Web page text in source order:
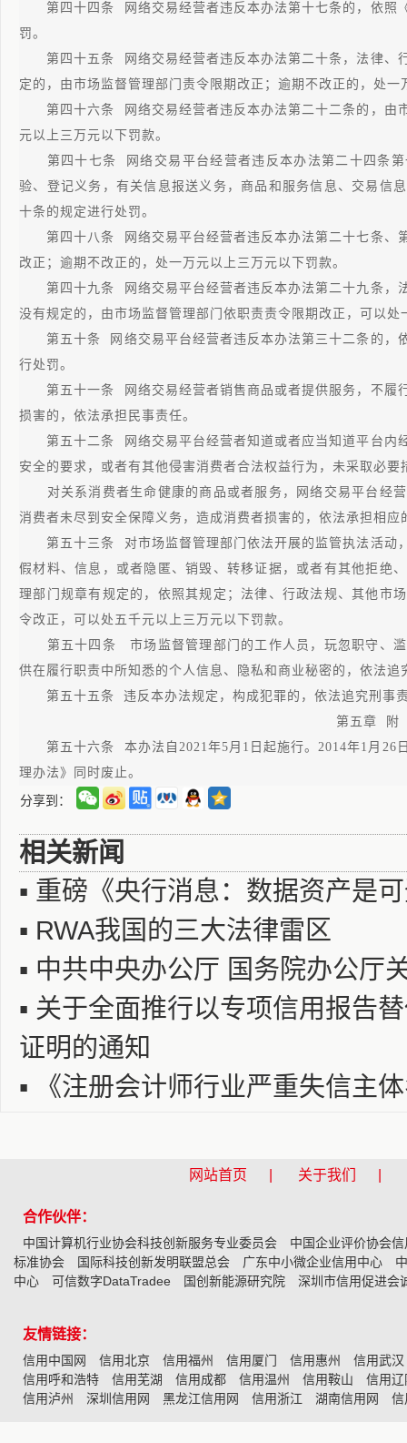
第四十四条 网络交易经营者违反本办法第十七条的，依照
罚。
第四十五条 网络交易经营者违反本办法第二十条，法律、
定的，由市场监督管理部门责令限期改正；逾期不改正的，处一
第四十六条 网络交易经营者违反本办法第二十二条的，由
元以上三万元以下罚款。
第四十七条 网络交易平台经营者违反本办法第二十四条第
验、登记义务，有关信息报送义务，商品和服务信息、交易信
十条的规定进行处罚。
第四十八条 网络交易平台经营者违反本办法第二十七条、
改正；逾期不改正的，处一万元以上三万元以下罚款。
第四十九条 网络交易平台经营者违反本办法第二十九条，
没有规定的，由市场监督管理部门依职责责令限期改正，可以处
第五十条 网络交易平台经营者违反本办法第三十二条的，
行处罚。
第五十一条 网络交易经营者销售商品或者提供服务，不履
损害的，依法承担民事责任。
第五十二条 网络交易平台经营者知道或者应当知道平台内
安全的要求，或者有其他侵害消费者合法权益行为，未采取必
对关系消费者生命健康的商品或者服务，网络交易平台经
消费者未尽到安全保障义务，造成消费者损害的，依法承担相应
第五十三条 对市场监督管理部门依法开展的监管执法活动
假材料、信息，或者隐匿、销毁、转移证据，或者有其他拒绝
理部门规章有规定的，依照其规定；法律、行政法规、其他市
令改正，可以处五千元以上三万元以下罚款。
第五十四条 市场监督管理部门的工作人员，玩忽职守、滥
供在履行职责中所知悉的个人信息、隐私和商业秘密的，依法追
第五十五条 违反本办法规定，构成犯罪的，依法追究刑事
第五章 附
第五十六条 本办法自2021年5月1日起施行。2014年1月26
理办法》同时废止。
分享到：
相关新闻
▪ 重磅《央行消息：数据资产是
▪ RWA我国的三大法律雷区
▪ 中共中央办公厅 国务院办公厅
▪ 关于全面推行以专项信用报告
证明的通知
▪ 《注册会计师行业严重失信主
网站首页 | 关于我们 |
合作伙伴：
中国计算机行业协会科技创新服务专业委员会
中国企业评价协会
标准协会
国际科技创新发明联盟总会 广东中小微企业信用中心
中心
可信数字DataTradee 国创新能源研究院 深圳市信用促进会
友情链接：
信用中国网 信用北京 信用福州 信用厦门 信用惠州
信用武汉
信用呼和浩特
信用芜湖 信用成都 信用温州 信用鞍山
信用辽
信用泸州
深圳信用网 黑龙江信用网 信用浙江 湖南信用网 信